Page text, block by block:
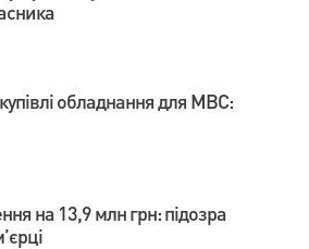
обладнання для МВС:
на 13,9 млн грн: підозра